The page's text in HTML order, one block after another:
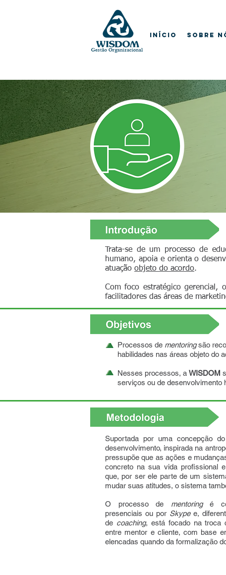
Início Sobre
Processos de mentoringsão
habilidades nas áreas objeto do
Nesses processos, a WISDOM
serviços ou de desenvolvimento
Trata-se de um processo de
humano, apoia e orienta o
atuação objeto do acordo.
Com foco estratégico gerencial,
facilitadores das áreas de
Suportada por uma concepção
desenvolvimento, inspirada na
pressupõe que as ações e
concreto na sua vida profissional
que, por ser ele parte de um
mudar suas atitudes, o sistema
O processo de mentoringé
presenciais ou por Skypee,
de coaching, está focado na troca
entre mentor e cliente, com base
elencadas quando da formalização